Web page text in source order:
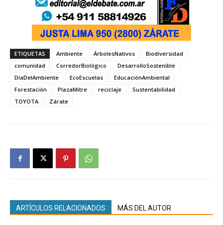
ETIQUETAS Ambiente ÁrbolesNativos
Biodiversidad
comunidad
CorredorBiológico
DesarrolloSostenible
DíaDelAmbiente
EcoEscuelas
EducaciónAmbiental
Forestación
PlazaMitre reciclaje
Sustentabilidad
TOYOTA
Zárate
ARTÍCULOS RELACIONADOS MÁS DEL AUTOR